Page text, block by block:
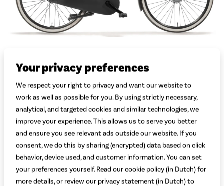
Dames
Welke kleur kies je?
Zwart Mat Grijs Mat Lichtgrijs Mat
Zwart Matt Beige Mat Sage Mat
Welke maat kies je?Uitleg
Maat 50
160 - 170 cm 171 - 180 cm
Maat 61
181 - 190 cm
Your privacy preferences
We respect your right to privacy and want our website to
work as well as possible for you. By using strictly necessary,
analytical, and targeted cookies and similar technologies, we
improve your experience. This allows us to serve you better
and ensure you see relevant ads outside our website. If you
consent, we do this by sharing (encrypted) data based on click
behavior, device used, and customer information. You can set
your preferences yourself. Read our cookie policy (in Dutch) for
more details, or review our privacy statement (in Dutch) to